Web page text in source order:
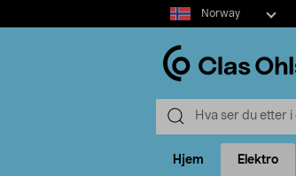
Select
market
Norway
Hjem Elektro